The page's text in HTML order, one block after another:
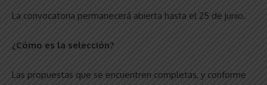
La convocatoria permanecerá abierta hasta el 25 de junio.
¿Cómo es la selección?
Las propuestas que se encuentren completas, y conforme